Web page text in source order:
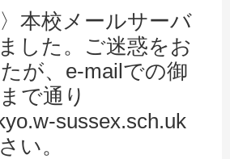
本校メールサーバ
した。ご迷惑をお
が、e-mailでの御
で通り
sussex.sch.uk
い。